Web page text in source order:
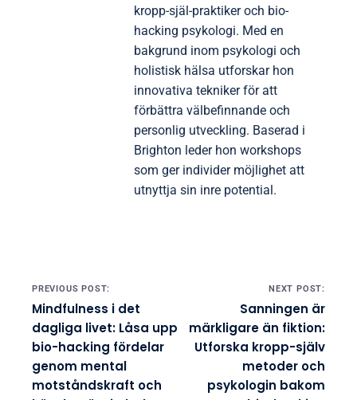
kropp-själ-praktiker och bio-
hacking psykologi. Med en
bakgrund inom psykologi och
holistisk hälsa utforskar hon
innovativa tekniker för att
förbättra välbefinnande och
personlig utveckling. Baserad i
Brighton leder hon workshops
som ger individer möjlighet att
utnyttja sin inre potential.
Post navigation
PREVIOUS POST:
Mindfulness i det
dagliga livet: Låsa upp
bio-hacking fördelar
genom mental
motståndskraft och
NEXT POST:
Sanningen är
märkligare än fiktion:
Utforska kropp-själv
metoder och
psykologin bakom